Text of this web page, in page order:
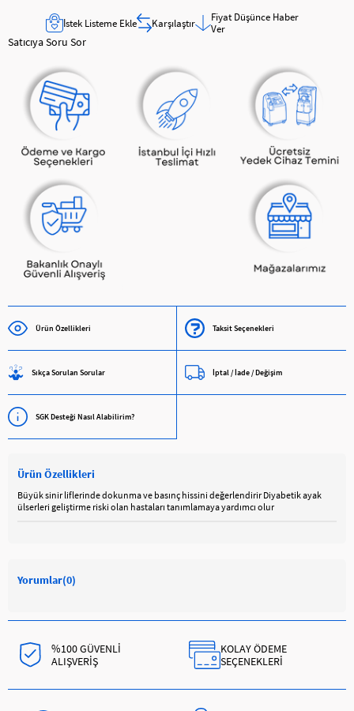
İstek Listeme Ekle Karşılaştır
Fiyat Düşünce Haber
Ver
Satıcıya Soru Sor
Ürün Özellikleri Taksit Seçenekleri
Sıkça Sorulan Sorular İptal / İade / Değişim
SGK Desteği Nasıl Alabilirim?
Ürün Özellikleri
Büyük sinir liflerinde dokunma ve basınç hissini değerlendirir Diyabetik ayak
ülserleri geliştirme riski olan hastaları tanımlamaya yardımcı olur
Yorumlar(0)
%100 GÜVENLİ
ALIŞVERİŞ
KOLAY ÖDEME
SEÇENEKLERİ